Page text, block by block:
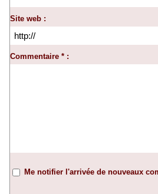
Site web :
Commentaire * :
Me notifier l'arrivée de nouveaux